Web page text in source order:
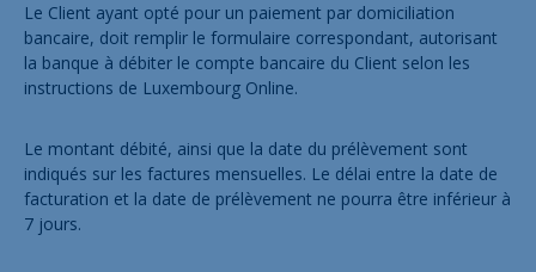
Le Client ayant opté pour un paiement par domiciliation
bancaire, doit remplir le formulaire correspondant, autorisant
la banque à débiter le compte bancaire du Client selon les
instructions de Luxembourg Online.
Le montant débité, ainsi que la date du prélèvement sont
indiqués sur les factures mensuelles. Le délai entre la date de
facturation et la date de prélèvement ne pourra être inférieur à
7 jours.